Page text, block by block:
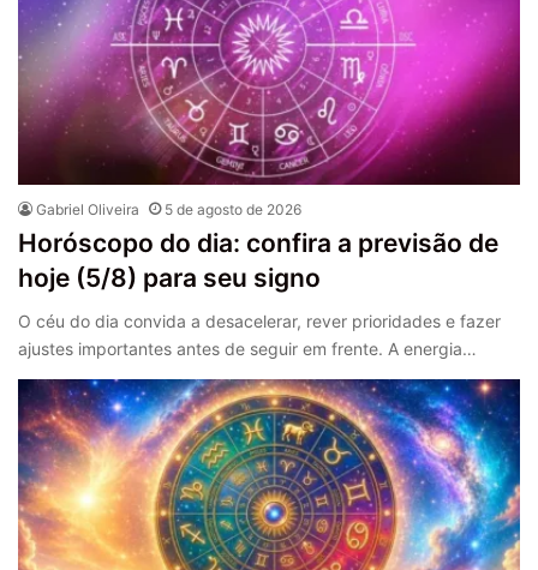
Gabriel Oliveira 5 de agosto de 2026
Horóscopo do dia: confira a previsão de
hoje (5/8) para seu signo
O céu do dia convida a desacelerar, rever prioridades e fazer
ajustes importantes antes de seguir em frente. A energia…